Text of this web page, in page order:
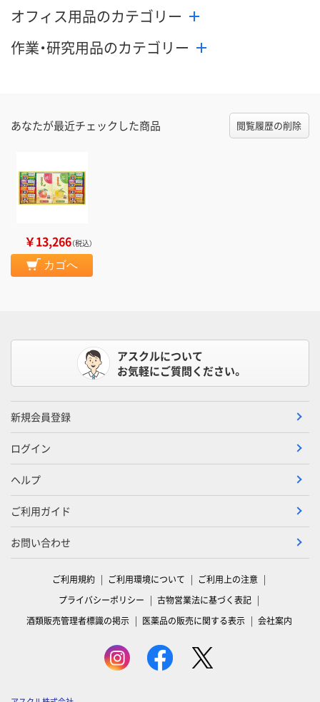
オフィス用品のカテゴリー
作業・研究用品のカテゴリー
あなたが最近チェックした商品 閲覧履歴の削除
￥13,266（税込）
カゴへ
アスクルについて
お気軽にご質問ください。
新規会員登録
ログイン
ヘルプ
ご利用ガイド
お問い合わせ
ご利用規約 ご利用環境について
ご利用上の注意
プライバシーポリシー
古物営業法に基づく表記
酒類販売管理者標識の掲示
医薬品の販売に関する表示 会社案内